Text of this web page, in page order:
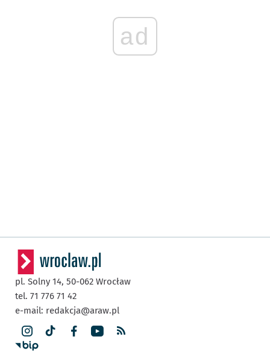
ad
pl. Solny 14, 50-062 Wrocław
tel. 71 776 71 42
e-mail: redakcja@araw.pl